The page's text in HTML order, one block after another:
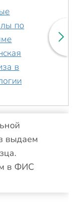
выдаем
в ФИС